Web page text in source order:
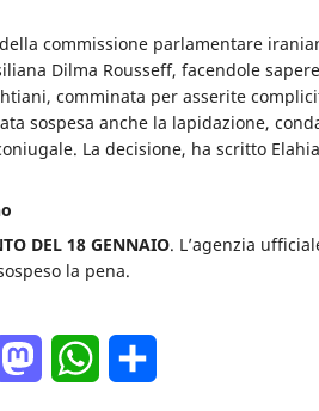
commissione parlamentare
Dilma Rousseff, facendole
comminata per asserite
sospesa anche la lapidazione,
La decisione, ha scritto
DEL 18 GENNAIO. L’agenzia
la pena.
MastodonWhatsApp